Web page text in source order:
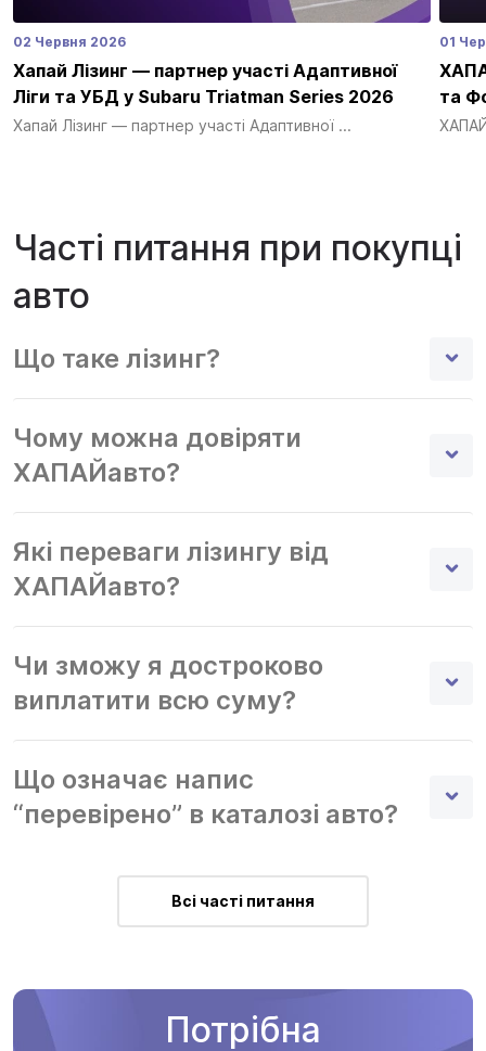
02 Червня 2026
Хапай Лізинг — партнер участі Адаптивної
Ліги та УБД у Subaru Triatman Series 2026
Хапай Лізинг — партнер участі Адаптивної ...
01
та
Часті питання при покупці
авто
Що таке лізинг?
Чому можна довіряти
ХАПАЙавто?
Які переваги лізингу від
ХАПАЙавто?
Чи зможу я достроково
виплатити всю суму?
Що означає напис
“перевірено” в каталозі авто?
Всі часті питання
Потрібна